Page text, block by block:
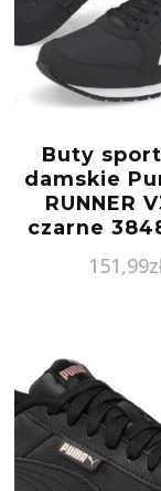
Buty
damskie
RUNNER
czarne
151,99